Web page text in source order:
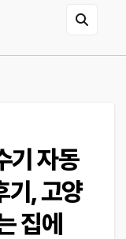
기 자동
기, 고양
집에